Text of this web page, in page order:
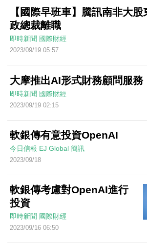
【國際早班車】騰訊南非大
政總裁離職
即時新聞 國際財經
2023/09/19 05:57
大摩推出AI形式財務顧問服務
即時新聞 國際財經
2023/09/19 02:15
軟銀傳有意投資OpenAI
今日信報 EJ Global 簡訊
2023/09/18
軟銀傳考慮對OpenAI進行
投資
即時新聞 國際財經
2023/09/16 06:50